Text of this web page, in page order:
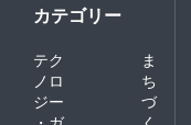
カテゴリー
テク
ノロ
ジー
ま
ち
づ